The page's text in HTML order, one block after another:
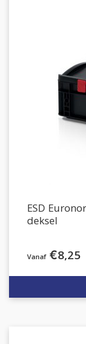
ESD
deksel
€8,25